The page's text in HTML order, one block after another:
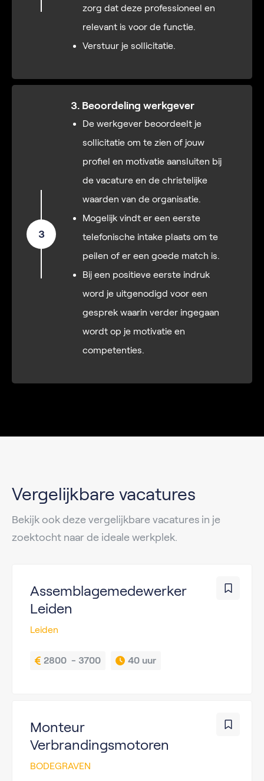
zorg dat deze professioneel en
relevant is voor de functie.
Verstuur je sollicitatie.
3
3. Beoordeling werkgever
De werkgever beoordeelt je
sollicitatie om te zien of jouw
profiel en motivatie aansluiten bij
de vacature en de christelijke
waarden van de organisatie.
Mogelijk vindt er een eerste
telefonische intake plaats om te
peilen of er een goede match is.
Bij een positieve eerste indruk
word je uitgenodigd voor een
gesprek waarin verder ingegaan
wordt op je motivatie en
competenties.
Vergelijkbare vacatures
Bekijk ook deze vergelijkbare vacatures in je
zoektocht naar de ideale werkplek.
Assemblagemedewerker
Leiden
Leiden
2800  - 3700 40 uur
Monteur
Verbrandingsmotoren
BODEGRAVEN